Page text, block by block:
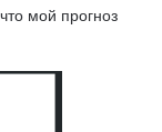
мой прогноз